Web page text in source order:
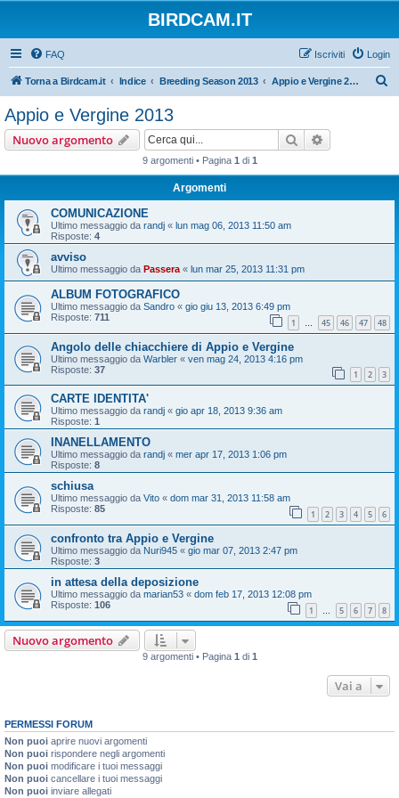
BIRDCAM.IT
FAQ Login
Iscriviti
Torna a Birdcam.it Indice Breeding Season 2013 Appio e Vergine 2013
Appio e Vergine 2013
Nuovo argomento Cerca
9 argomenti • Pagina 1 di 1
Argomenti
COMUNICAZIONE
Ultimo messaggio da randj « lun mag 06, 2013 11:50 am
Risposte: 4
avviso
Ultimo messaggio da Passera « lun mar 25, 2013 11:31 pm
ALBUM FOTOGRAFICO
Ultimo messaggio da Sandro « gio giu 13, 2013 6:49 pm
Risposte: 711 1 … 45 46 47 48
Angolo delle chiacchiere di Appio e Vergine
Ultimo messaggio da Warbler « ven mag 24, 2013 4:16 pm
Risposte: 37 1 2 3
CARTE IDENTITA'
Ultimo messaggio da randj « gio apr 18, 2013 9:36 am
Risposte: 1
INANELLAMENTO
Ultimo messaggio da randj « mer apr 17, 2013 1:06 pm
Risposte: 8
schiusa
Ultimo messaggio da Vito « dom mar 31, 2013 11:58 am
Risposte: 85 1 2 3 4 5 6
confronto tra Appio e Vergine
Ultimo messaggio da Nuri945 « gio mar 07, 2013 2:47 pm
Risposte: 3
in attesa della deposizione
Ultimo messaggio da marian53 « dom feb 17, 2013 12:08 pm
Risposte: 106 1 … 5 6 7 8
Nuovo argomento
9 argomenti • Pagina 1 di 1
Vai a
PERMESSI FORUM
Non puoi aprire nuovi argomenti
Non puoi rispondere negli argomenti
Non puoi modificare i tuoi messaggi
Non puoi cancellare i tuoi messaggi
Non puoi inviare allegati